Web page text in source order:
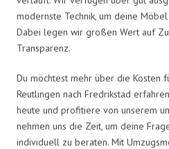
modernste Technik, um deine
Dabei legen wir großen Wert auf
Transparenz.
Du möchtest mehr über die Kosten
Reutlingen nach Fredrikstad
heute und profitiere von unserem
nehmen uns die Zeit, um deine
individuell zu beraten. Mit